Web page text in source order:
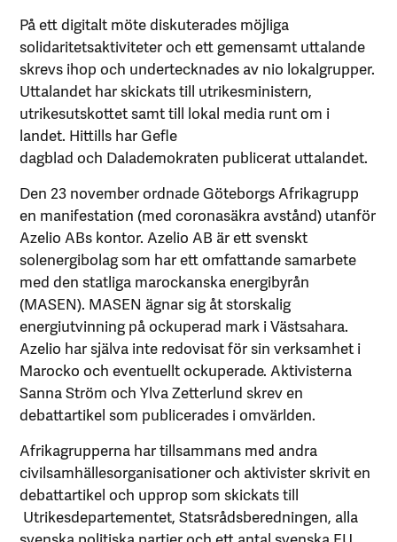
På ett digitalt möte diskuterades möjliga
solidaritetsaktiviteter och ett gemensamt uttalande
skrevs ihop och undertecknades av nio lokalgrupper.
Uttalandet har skickats till utrikesministern,
utrikesutskottet samt till lokal media runt om i
landet. Hittills har Gefle
dagblad och Dalademokraten publicerat uttalandet.
Den 23 november ordnade Göteborgs Afrikagrupp
en manifestation (med coronasäkra avstånd) utanför
Azelio ABs kontor. Azelio AB är ett svenskt
solenergibolag som har ett omfattande samarbete
med den statliga marockanska energibyrån
(MASEN). MASEN ägnar sig åt storskalig
energiutvinning på ockuperad mark i Västsahara.
Azelio har själva inte redovisat för sin verksamhet i
Marocko och eventuellt ockuperade. Aktivisterna
Sanna Ström och Ylva Zetterlund skrev en
debattartikel som publicerades i omvärlden.
Afrikagrupperna har tillsammans med andra
civilsamhällesorganisationer och aktivister skrivit en
debattartikel och upprop som skickats till
Utrikesdepartementet, Statsrådsberedningen, alla